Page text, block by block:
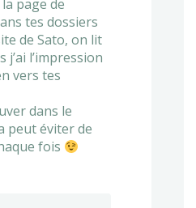
page de
tes dossiers
de Sato, on lit
j’ai l’impression
vers tes
dans le
peut éviter de
fois